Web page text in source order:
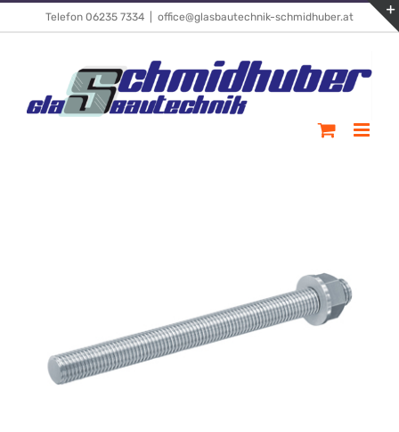
Telefon 06235 7334 office@glasbautechnik-schmidhuber.at